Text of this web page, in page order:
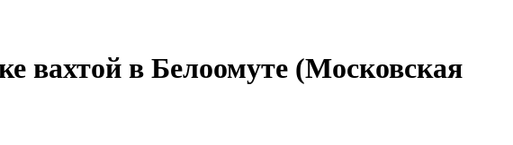
вахтой в Белоомуте (Московская